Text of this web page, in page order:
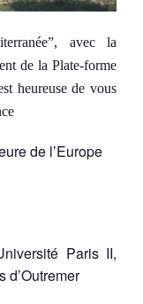
avec la
de la Plate-forme
heureuse de vous
de l’Europe
Paris II,
d’Outremer